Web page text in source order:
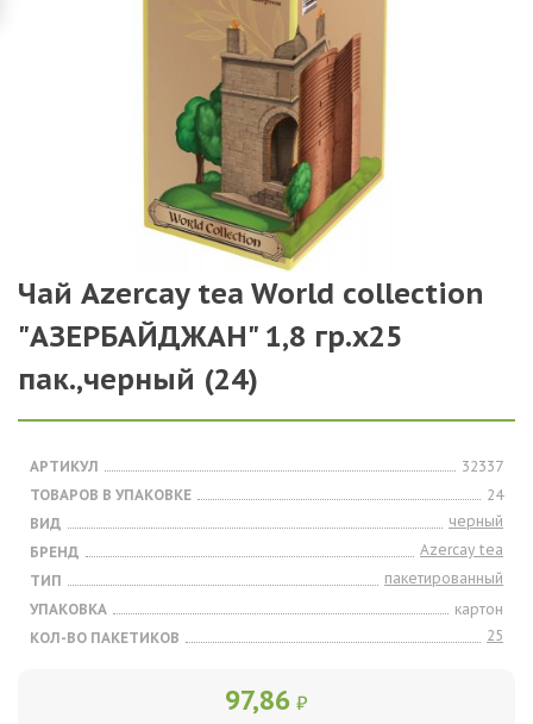
Чай Azercay tea World collection
"АЗЕРБАЙДЖАН" 1,8 гр.х25
пак.,черный (24)
АРТИКУЛ
32337
ТОВАРОВ В УПАКОВКЕ
24
ВИД
черный
БРЕНД
Azercay tea
ТИП
пакетированный
УПАКОВКА
картон
КОЛ-ВО ПАКЕТИКОВ
25
97,86 ₽